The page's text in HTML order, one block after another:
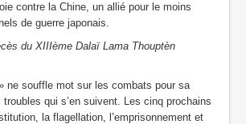
contre la Chine, un allié pour le moins
de guerre japonais.
du XIIIème Dalaï Lama Thouptèn
ne souffle mot sur les combats pour sa
qui s’en suivent. Les cinq prochains
la flagellation, l’emprisonnement et